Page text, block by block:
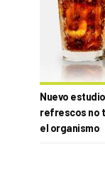
Nuevo
refrescos no
el organismo